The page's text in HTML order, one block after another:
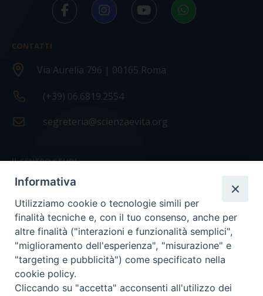
CONTATTI
Via Aurelia 796 | 00165 Roma
(+39) 06.6819.2554
segreteria@scienzaevita.org
IL CENTRO STUDI
La nostra storia
Statuto
Presidenza e ufficio presidenza
Consiglio scientifico
Coordinamento nazionale
Informativa
Utilizziamo cookie o tecnologie simili per
finalità tecniche e, con il tuo consenso, anche per
altre finalità ("interazioni e funzionalità semplici",
"miglioramento dell'esperienza", "misurazione" e
"targeting e pubblicità") come specificato nella
cookie policy.
Cliccando su "accetta" acconsenti all'utilizzo dei